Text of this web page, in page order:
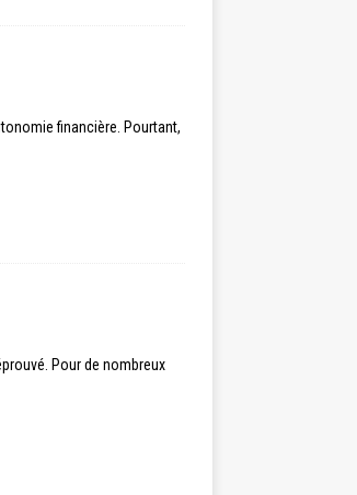
financière. Pourtant,
Pour de nombreux